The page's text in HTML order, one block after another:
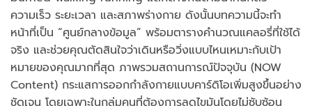
ความเร็ว ระยะเวลา และสภาพร่างกาย ดังนั้นบทความนี้จะทำ
หน้าที่เป็น “ศูนย์กลางข้อมูล” พร้อมตารางคำนวณแคลอรี่ที่ใช้ได้
จริง และช่วยคุณตัดสินใจว่าเดินหรือวิ่งแบบไหนเหมาะกับเป้า
หมายของคุณมากที่สุด ภาพรวมสถานการณ์ปัจจุบัน (NOW
Content) กระแสการออกกำลังกายแบบคาร์ดิโอเพิ่มสูงขึ้นอย่าง
ชัดเจน โดยเฉพาะในกลุ่มคนที่ต้องการลดไขมันโดยไม่ซับซ้อน